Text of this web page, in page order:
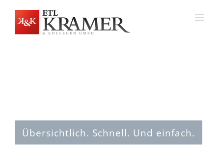
springen
Übersichtlich. Schnell. Und einfach.